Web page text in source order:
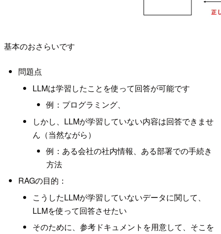
基本のおさらいです
問題点
LLMは学習したことを使って回答が可能です
例：プログラミング、
しかし、LLMが学習していない内容は回答できませ
ん（当然ながら）
例：ある会社の社内情報、ある部署での手続き
方法
RAGの目的：
こうしたLLMが学習していないデータに関して、
LLMを使って回答させたい
そのために、参考ドキュメントを用意して、そこを